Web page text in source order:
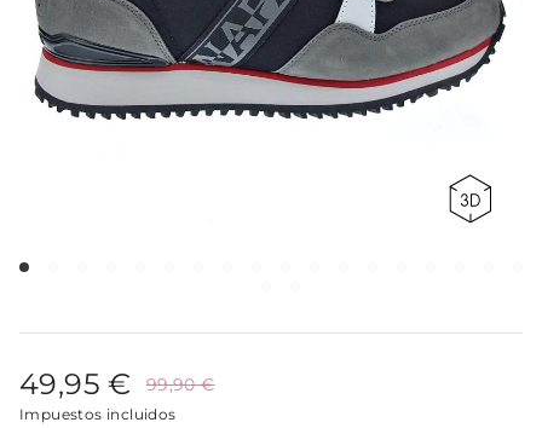
49,95 € 99,90 €
Impuestos incluidos